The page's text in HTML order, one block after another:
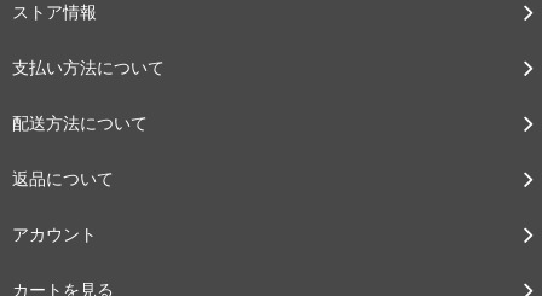
ストア情報
支払い方法について
配送方法について
返品について
アカウント
カートを見る